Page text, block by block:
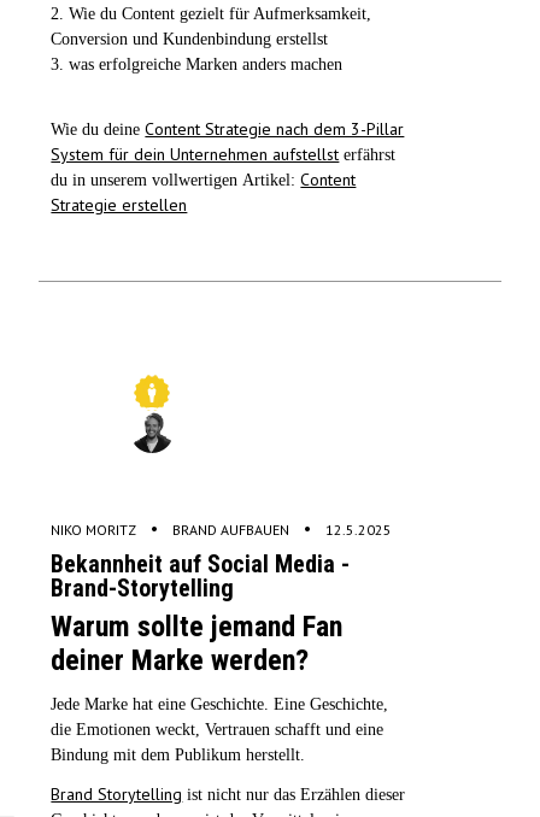
2. Wie du Content gezielt für Aufmerksamkeit,
Conversion und Kundenbindung erstellst
3. was erfolgreiche Marken anders machen
Wie du deineContent Strategie nach dem 3-Pillar
System für dein Unternehmen aufstellst erfährst
du in unserem vollwertigen Artikel:Content
Strategie erstellen
NIKO MORITZ • BRAND AUFBAUEN • 12.5.2025
Bekannheit auf Social Media -
Brand-Storytelling
Warum sollte jemand Fan
deiner Marke werden?
Jede Marke hat eine Geschichte. Eine Geschichte,
die Emotionen weckt, Vertrauen schafft und eine
Bindung mit dem Publikum herstellt.
Brand Storytelling ist nicht nur das Erzählen dieser